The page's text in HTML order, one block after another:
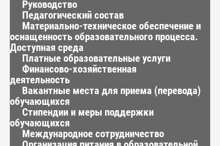
Руководство
Педагогический состав
Материально-техническое обеспечение и
оснащенность образовательного процесса.
Доступная среда
Платные образовательные услуги
Финансово-хозяйственная
деятельность
Вакантные места для приема (перевода)
обучающихся
Стипендии и меры поддержки
обучающихся
Международное сотрудничество